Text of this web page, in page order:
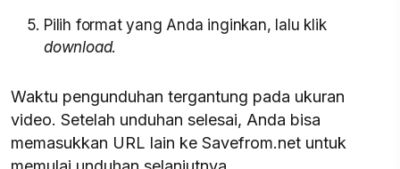
Pilih format yang Anda inginkan, lalu klik
download.
Waktu pengunduhan tergantung pada ukuran
video. Setelah unduhan selesai, Anda bisa
memasukkan URL lain ke Savefrom.net untuk